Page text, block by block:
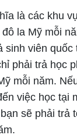
là các khu
la Mỹ mỗi
sinh viên quốc
phải trả học
mỗi năm.
việc học tại
sẽ phải trả